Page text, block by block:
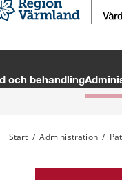
och behandling
Start / Administration /